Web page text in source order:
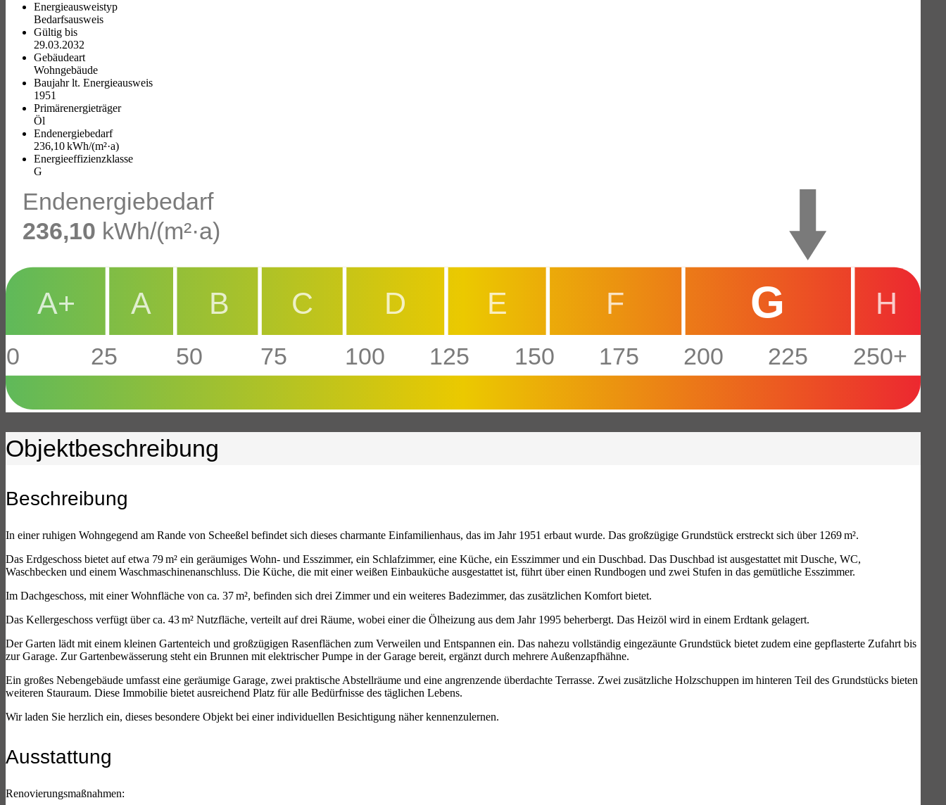
Energieausweistyp
Bedarfs­ausweis
Gültig bis
29.03.2032
Gebäudeart
Wohngebäude
Baujahr lt. Energieausweis
1951
Primärenergieträger
Öl
Endenergie­bedarf
236,10 kWh/(m²·a)
Energie­effizienz­klasse
G
0 25 50 75 100 125 150 175 200 225 250+
H
F
E
D
C
B
A
A+ G
Endenergiebedarf
236,10 kWh/(m²·a)
Objekt­beschreibung
Beschreibung
In einer ruhigen Wohngegend am Rande von Scheeßel befindet sich dieses charmante Einfamilienhaus, das im Jahr 1951 erbaut wurde. Das großzügige Grundstück erstreckt sich über 1269 m².
Das Erdgeschoss bietet auf etwa 79 m² ein geräumiges Wohn- und Esszimmer, ein Schlafzimmer, eine Küche, ein Esszimmer und ein Duschbad. Das Duschbad ist ausgestattet mit Dusche, WC,
Waschbecken und einem Waschmaschinenanschluss. Die Küche, die mit einer weißen Einbauküche ausgestattet ist, führt über einen Rundbogen und zwei Stufen in das gemütliche Esszimmer.
Im Dachgeschoss, mit einer Wohnfläche von ca. 37 m², befinden sich drei Zimmer und ein weiteres Badezimmer, das zusätzlichen Komfort bietet.
Das Kellergeschoss verfügt über ca. 43 m² Nutzfläche, verteilt auf drei Räume, wobei einer die Ölheizung aus dem Jahr 1995 beherbergt. Das Heizöl wird in einem Erdtank gelagert.
Der Garten lädt mit einem kleinen Gartenteich und großzügigen Rasenflächen zum Verweilen und Entspannen ein. Das nahezu vollständig eingezäunte Grundstück bietet zudem eine gepflasterte Zufahrt bis
zur Garage. Zur Gartenbewässerung steht ein Brunnen mit elektrischer Pumpe in der Garage bereit, ergänzt durch mehrere Außenzapfhähne.
Ein großes Nebengebäude umfasst eine geräumige Garage, zwei praktische Abstellräume und eine angrenzende überdachte Terrasse. Zwei zusätzliche Holzschuppen im hinteren Teil des Grundstücks bieten
weiteren Stauraum. Diese Immobilie bietet ausreichend Platz für alle Bedürfnisse des täglichen Lebens.
Wir laden Sie herzlich ein, dieses besondere Objekt bei einer individuellen Besichtigung näher kennenzulernen.
Ausstattung
Renovierungsmaßnahmen: